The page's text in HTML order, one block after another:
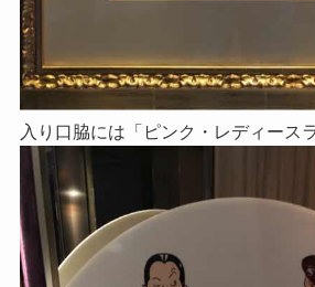
入り口脇には「ピンク・レディース